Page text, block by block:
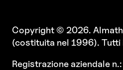
Copyright © 2026.
(costituita nel 1996). Tutti
Registrazione aziendale